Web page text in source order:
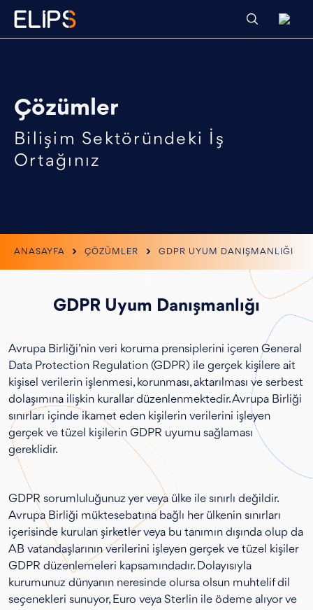
Çözümler
Bilişim Sektöründeki İş
Ortağınız
ANASAYFA ÇÖZÜMLER GDPR UYUM DANIŞMANLIĞI
GDPR Uyum Danışmanlığı
Avrupa Birliği’nin veri koruma prensiplerini içeren General
Data Protection Regulation (GDPR) ile gerçek kişilere ait
kişisel verilerin işlenmesi, korunması, aktarılması ve serbest
dolaşımına ilişkin kurallar düzenlenmektedir. Avrupa Birliği
sınırları içinde ikamet eden kişilerin verilerini işleyen
gerçek ve tüzel kişilerin GDPR uyumu sağlaması
gereklidir.
GDPR sorumluluğunuz yer veya ülke ile sınırlı değildir.
Avrupa Birliği müktesebatına bağlı her ülkenin sınırları
içerisinde kurulan şirketler veya bu tanımın dışında olup da
AB vatandaşlarının verilerini işleyen gerçek ve tüzel kişiler
GDPR düzenlemeleri kapsamındadır. Dolayısıyla
kurumunuz dünyanın neresinde olursa olsun muhtelif dil
seçenekleri sunuyor, Euro veya Sterlin ile ödeme alıyor ve